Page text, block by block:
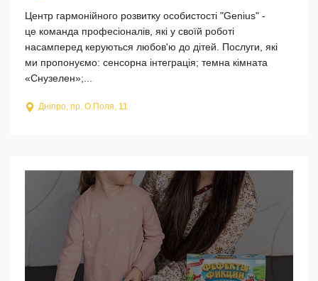
Центр гармонійного розвитку особистості "Genius" -
це команда професіоналів, які у своїй роботі
насамперед керуються любов'ю до дітей. Послуги, які
ми пропонуємо: сенсорна інтеграція; темна кімната
«Снузелен»;...
Дніпро, пр. О.Поля, 11